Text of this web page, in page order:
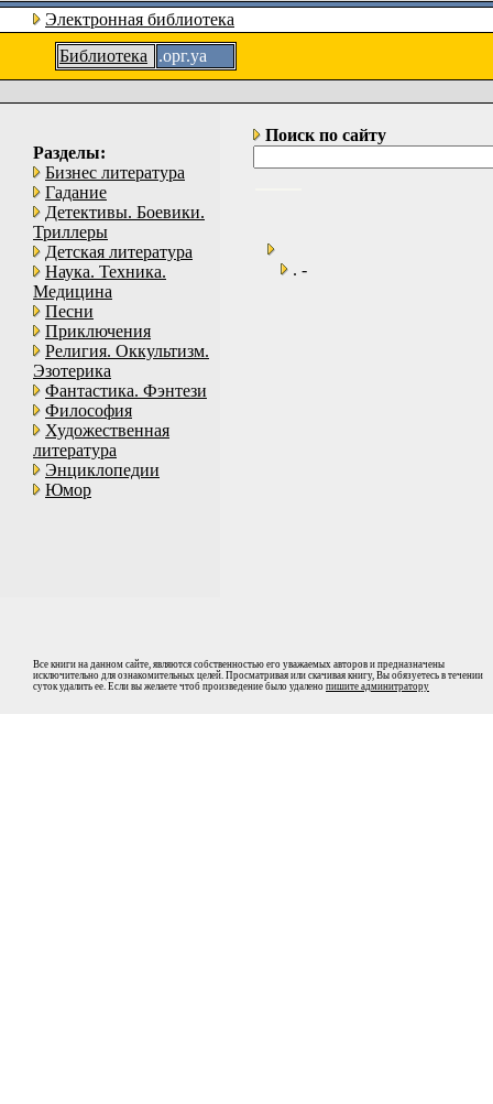
Электронная библиотека
Библиотека
.орг.уа
Разделы:
Бизнес литература
Гадание
Детективы. Боевики.
Триллеры
Детская литература
Наука. Техника.
Медицина
Песни
Приключения
Религия. Оккультизм.
Эзотерика
Фантастика. Фэнтези
Философия
Художественная
литература
Энциклопедии
Юмор
Поиск по сайту
. -
Все книги на данном сайте, являются собственностью его уважаемых авторов и предназначены
исключительно для ознакомительных целей. Просматривая или скачивая книгу, Вы обязуетесь в течении
суток удалить ее. Если вы желаете чтоб произведение было удалено пишите админитратору